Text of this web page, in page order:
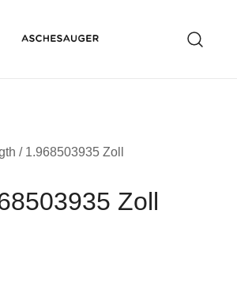
/ 1.968503935 Zoll
Zoll